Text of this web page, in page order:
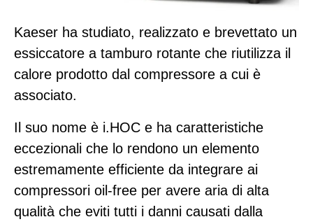
Kaeser ha studiato, realizzato e brevettato un
essiccatore a tamburo rotante che riutilizza il
calore prodotto dal compressore a cui è
associato.
Il suo nome è i.HOC e ha caratteristiche
eccezionali che lo rendono un elemento
estremamente efficiente da integrare ai
compressori oil-free per avere aria di alta
qualità che eviti tutti i danni causati dalla